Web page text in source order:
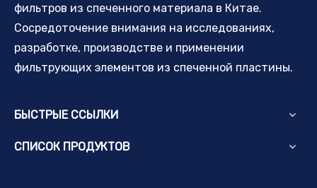
фильтров из спеченного материала в Китае.
Сосредоточение внимания на исследованиях,
разработке, производстве и применении
фильтрующих элементов из спеченной пластины.
БЫСТРЫЕ ССЫЛКИ
СПИСОК ПРОДУКТОВ